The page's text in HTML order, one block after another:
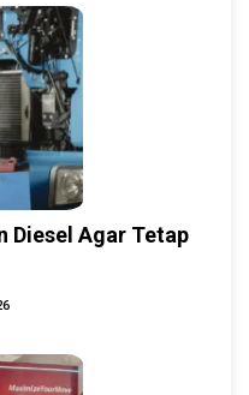
Diesel Agar Tetap